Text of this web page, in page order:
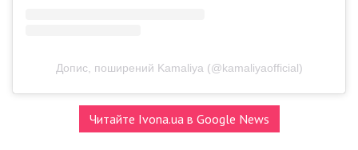
Допис, поширений Kamaliya (@kamaliyaofficial)
Читайте Ivona.ua в Google News